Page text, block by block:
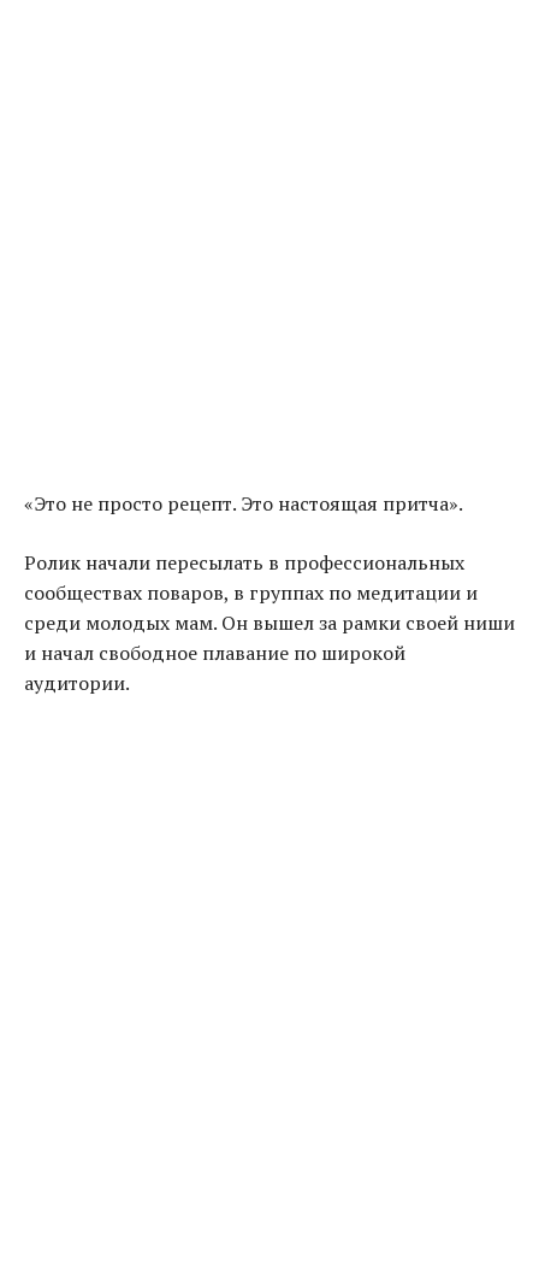
«Это не просто рецепт. Это настоящая притча».
Ролик начали пересылать в профессиональных
сообществах поваров, в группах по медитации и
среди молодых мам. Он вышел за рамки своей ниши
и начал свободное плавание по широкой
аудитории.